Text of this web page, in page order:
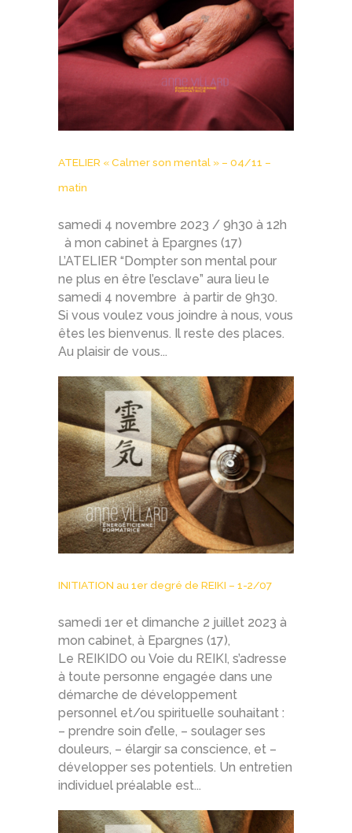
ATELIER « Calmer son mental » – 04/11 –
matin
samedi 4 novembre 2023 / 9h30 à 12h
à mon cabinet à Epargnes (17)
L’ATELIER “Dompter son mental pour
ne plus en être l’esclave” aura lieu le
samedi 4 novembre à partir de 9h30.
Si vous voulez vous joindre à nous, vous
êtes les bienvenus. Il reste des places.
Au plaisir de vous...
INITIATION au 1er degré de REIKI – 1-2/07
samedi 1er et dimanche 2 juillet 2023 à
mon cabinet, à Epargnes (17),
Le REIKIDO ou Voie du REIKI, s’adresse
à toute personne engagée dans une
démarche de développement
personnel et/ou spirituelle souhaitant :
– prendre soin d’elle, – soulager ses
douleurs, – élargir sa conscience, et –
développer ses potentiels. Un entretien
individuel préalable est...